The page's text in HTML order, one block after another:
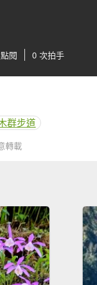
閱 0 次拍手
群步道
轉載